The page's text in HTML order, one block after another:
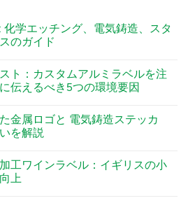
化学エッチング、電気鋳造、スタ
のガイド
ト：カスタムアルミラベルを注
伝えるべき5つの環境要因
金属ロゴと 電気鋳造ステッカ
を解説
工ワインラベル：イギリスの小
上